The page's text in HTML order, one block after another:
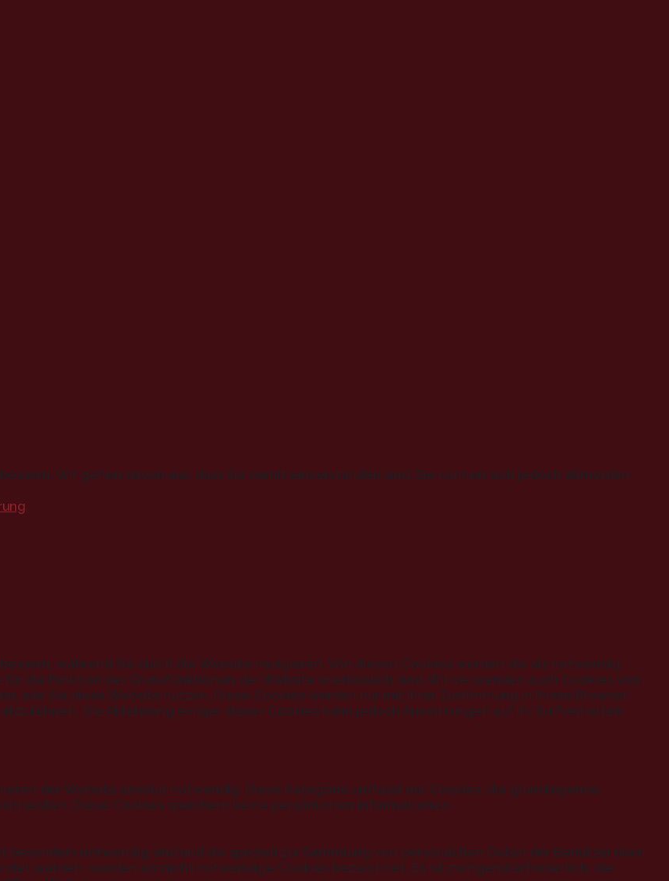
Wir gehen davon aus, dass Sie damit einverstanden sind, Sie können sich jedoch abmelden,
.
während Sie durch die Website navigieren. Von diesen Cookies werden die als notwendig
die Funktion der Grundfunktionen der Website unerlässlich sind. Wir verwenden auch Cookies von
wie Sie diese Website nutzen. Diese Cookies werden nur mit Ihrer Zustimmung in Ihrem Browser
Die Ablehnung einiger dieser Cookies kann jedoch Auswirkungen auf Ihr Surfverhalten
der Website absolut notwendig. Diese Kategorie umfasst nur Cookies, die grundlegende
Diese Cookies speichern keine persönlichen Informationen.
notwendig sind und die speziell zur Sammlung von persönlichen Daten der Benutzer über
werden, werden als nicht notwendige Cookies bezeichnet. Es ist zwingend erforderlich, die